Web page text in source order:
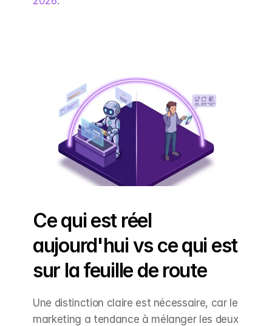
Ce qui est réel
aujourd'hui vs ce qui est
sur la feuille de route
Une distinction claire est nécessaire, car le
marketing a tendance à mélanger les deux